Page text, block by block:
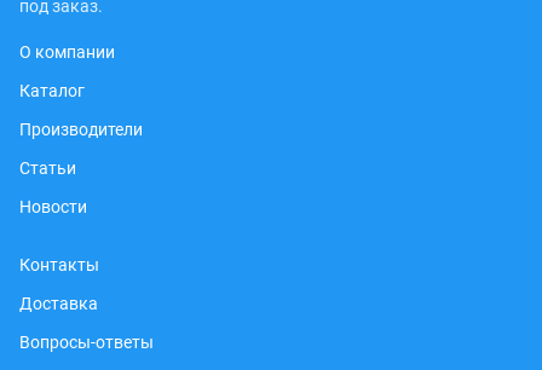
под заказ.
О компании
Каталог
Производители
Статьи
Новости
Контакты
Доставка
Вопросы-ответы